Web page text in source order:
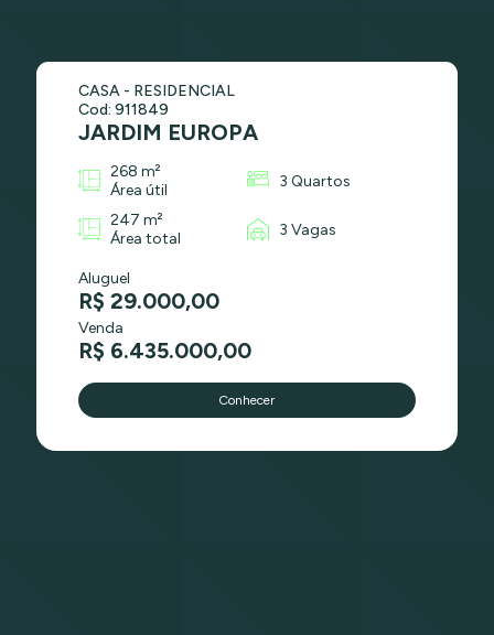
CASA - RESIDENCIAL
Cod: 911849
JARDIM EUROPA
268 m²
Área útil
3 Quartos
247 m²
Área total
3 Vagas
Aluguel
R$ 29.000,00
Venda
R$ 6.435.000,00
Conhecer